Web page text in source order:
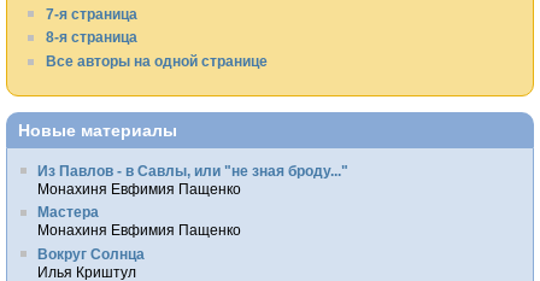
7-я страница
8-я страница
Все авторы на одной странице
Новые материалы
Из Павлов - в Савлы, или "не зная броду..."
Монахиня Евфимия Пащенко
Мастера
Монахиня Евфимия Пащенко
Вокруг Солнца
Илья Криштул